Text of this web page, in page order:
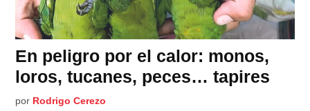
En peligro por el calor: monos,
loros, tucanes, peces… tapires
por Rodrigo Cerezo